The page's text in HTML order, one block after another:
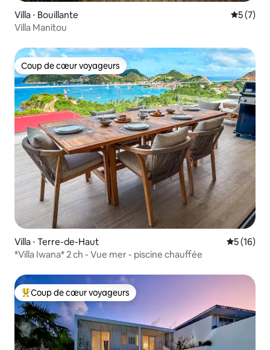
Villa ⋅ Bouillante
5 (7)
Villa Manitou
Coup de cœur voyageurs
Coup de cœur voyageurs
Villa ⋅ Terre-de-Haut
5 (16)
*Villa Iwana* 2 ch - Vue mer - piscine chauffée
Coups de cœur voyageurs les plus appréciés
Coup de cœur voyageurs